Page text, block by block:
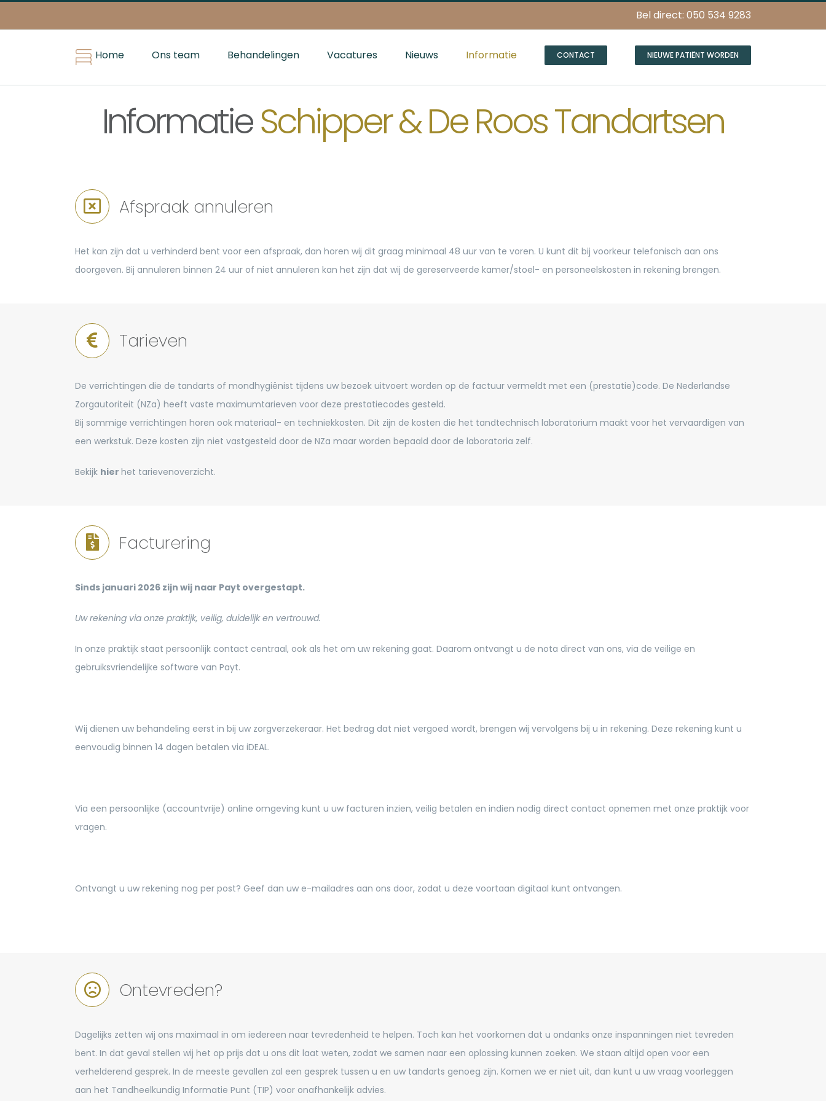
to
Bel direct: 050 534 9283
Home Ons team Behandelingen Vacatures Nieuws Informatie CONTACT NIEUWE PATIËNT WORDEN
InformatieSchipper & De Roos Tandartsen
Afspraak annuleren
Het kan zijn dat u verhinderd bent voor een afspraak, dan horen wij dit graag minimaal 48 uur van te voren. U kunt dit bij voorkeur telefonisch aan ons
doorgeven. Bij annuleren binnen 24 uur of niet annuleren kan het zijn dat wij de gereserveerde kamer/stoel- en personeelskosten in rekening brengen.
Tarieven
De verrichtingen die de tandarts of mondhygiënist tijdens uw bezoek uitvoert worden op de factuur vermeldt met een (prestatie)code. De Nederlandse
Zorgautoriteit (NZa) heeft vaste maximumtarieven voor deze prestatiecodes gesteld.
Bij sommige verrichtingen horen ook materiaal- en techniekkosten. Dit zijn de kosten die het tandtechnisch laboratorium maakt voor het vervaardigen van
een werkstuk. Deze kosten zijn niet vastgesteld door de NZa maar worden bepaald door de laboratoria zelf.
Bekijk hier het tarievenoverzicht.
Facturering
Sinds januari 2026 zijn wij naar Payt overgestapt.
Uw rekening via onze praktijk, veilig, duidelijk en vertrouwd.
In onze praktijk staat persoonlijk contact centraal, ook als het om uw rekening gaat. Daarom ontvangt u de nota direct van ons, via de veilige en
gebruiksvriendelijke software van Payt.
Wij dienen uw behandeling eerst in bij uw zorgverzekeraar. Het bedrag dat niet vergoed wordt, brengen wij vervolgens bij u in rekening. Deze rekening kunt u
eenvoudig binnen 14 dagen betalen via iDEAL.
Via een persoonlijke (accountvrije) online omgeving kunt u uw facturen inzien, veilig betalen en indien nodig direct contact opnemen met onze praktijk voor
vragen.
Ontvangt u uw rekening nog per post? Geef dan uw e-mailadres aan ons door, zodat u deze voortaan digitaal kunt ontvangen.
Ontevreden?
Dagelijks zetten wij ons maximaal in om iedereen naar tevredenheid te helpen. Toch kan het voorkomen dat u ondanks onze inspanningen niet tevreden
bent. In dat geval stellen wij het op prijs dat u ons dit laat weten, zodat we samen naar een oplossing kunnen zoeken. We staan altijd open voor een
verhelderend gesprek. In de meeste gevallen zal een gesprek tussen u en uw tandarts genoeg zijn. Komen we er niet uit, dan kunt u uw vraag voorleggen
aan het Tandheelkundig Informatie Punt (TIP) voor onafhankelijk advies.